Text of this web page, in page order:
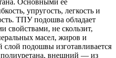
упругость, легкость и
ТПУ подошва обладает
не скользит,
масел, жиров и
подошвы изготавливается
внешний — из